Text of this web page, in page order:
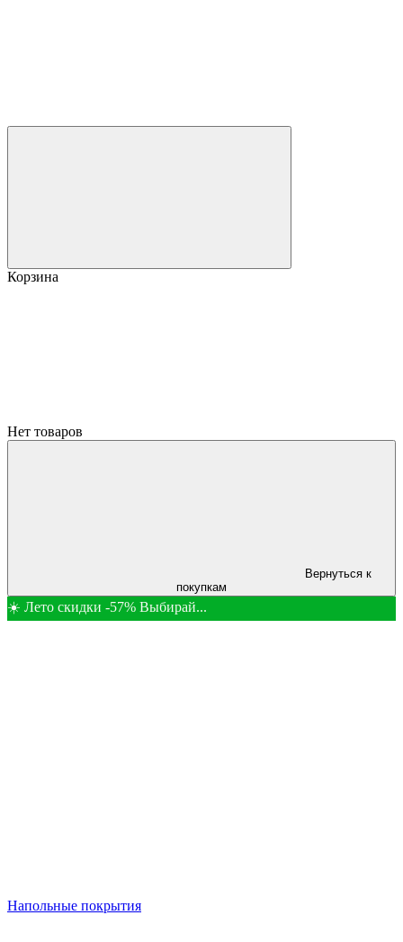
Корзина
Нет товаров
Вернуться к
покупкам
☀️ Лето скидки -57% Выбирай...
Напольные покрытия